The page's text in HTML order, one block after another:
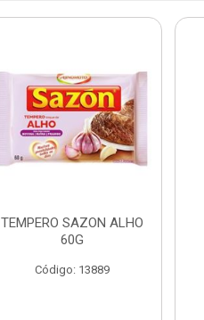
TEMPERO SAZON ALHO
60G
Código: 13889